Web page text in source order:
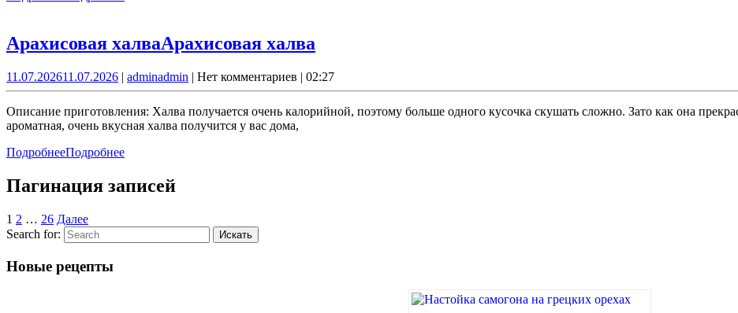
Арахисовая халваАрахисовая халва
11.07.202611.07.2026 | adminadmin | Нет комментариев | 02:27
Описание приготовления: Халва получается очень калорийной, поэтому больше одного кусочка скушать сложно. Зато как она
ароматная, очень вкусная халва получится у вас дома,
ПодробнееПодробнее
Пагинация записей
1 2 … 26 Далее
Search for:
Новые рецепты